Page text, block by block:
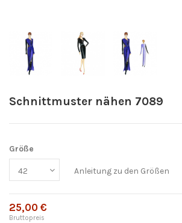
Schnittmuster nähen 7089
Größe
Anleitung zu den Größen
25,00 €
Bruttopreis